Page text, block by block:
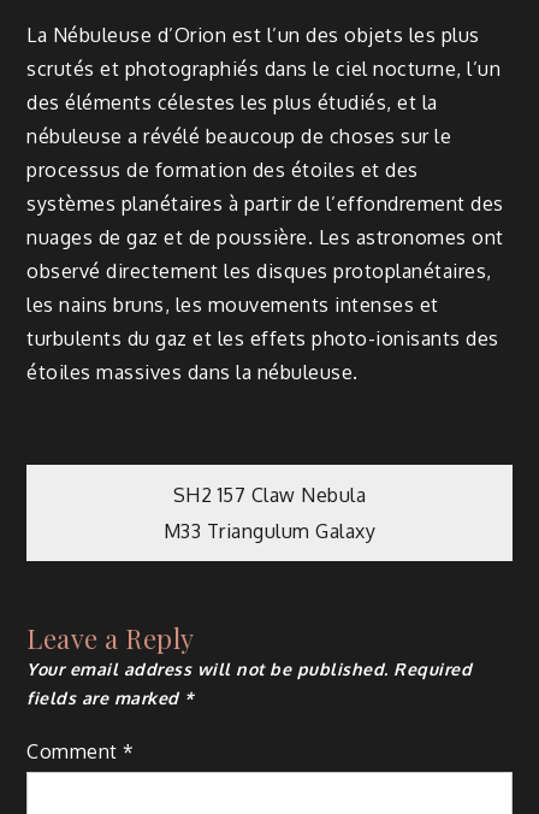
La Nébuleuse d’Orion est l’un des objets les plus
scrutés et photographiés dans le ciel nocturne, l’un
des éléments célestes les plus étudiés, et la
nébuleuse a révélé beaucoup de choses sur le
processus de formation des étoiles et des
systèmes planétaires à partir de l’effondrement des
nuages de gaz et de poussière. Les astronomes ont
observé directement les disques protoplanétaires,
les nains bruns, les mouvements intenses et
turbulents du gaz et les effets photo-ionisants des
étoiles massives dans la nébuleuse.
navigation
SH2 157 Claw Nebula
M33 Triangulum Galaxy
Leave a Reply
Your email address will not be published. Required
fields are marked *
Comment*